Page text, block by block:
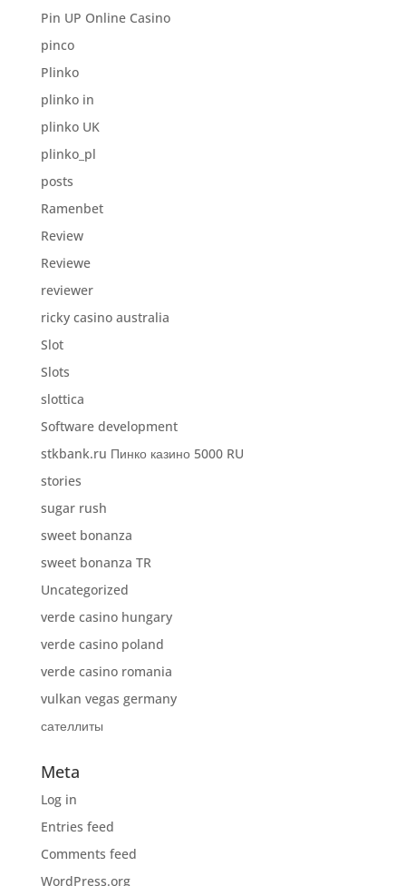
Pin UP Online Casino
pinco
Plinko
plinko in
plinko UK
plinko_pl
posts
Ramenbet
Review
Reviewe
reviewer
ricky casino australia
Slot
Slots
slottica
Software development
stkbank.ru Пинко казино 5000 RU
stories
sugar rush
sweet bonanza
sweet bonanza TR
Uncategorized
verde casino hungary
verde casino poland
verde casino romania
vulkan vegas germany
сателлиты
Meta
Log in
Entries feed
Comments feed
WordPress.org